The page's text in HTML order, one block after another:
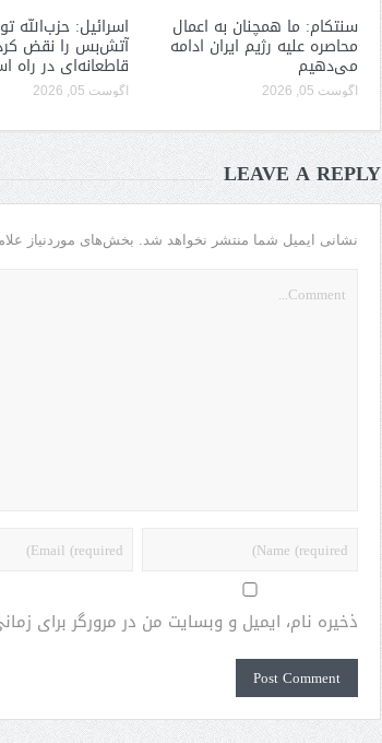
سنتکام: ما همچنان به اعمال
محاصره علیه رژیم ایران ادامه
می‌دهیم
آگوست 05, 2026
اسرائیل: حزب‌الله
آتش‌بس را نقض
قاطعانه‌ای در راه
آگوست 05, 2026
LEAVE A REPLY
نشانی ایمیل شما منتشر نخواهد شد. بخش‌های موردنیاز
ذخیره نام، ایمیل و وبسایت من در مرورگر برای